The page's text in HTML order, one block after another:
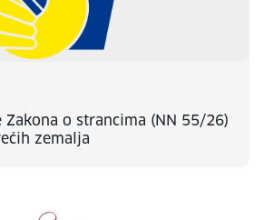
Zakona o strancima (NN 55/26)
zemalja